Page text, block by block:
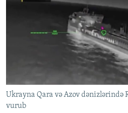
Ukrayna Qara və Azov dənizlərində
vurub